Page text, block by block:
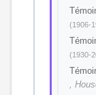
(1906-
(1930-
,